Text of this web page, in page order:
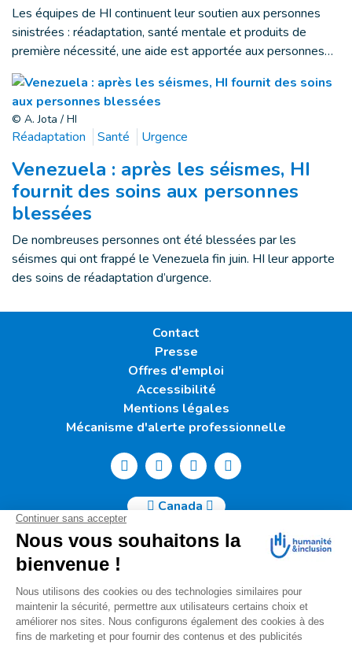
Les équipes de HI continuent leur soutien aux personnes
sinistrées : réadaptation, santé mentale et produits de
première nécessité, une aide est apportée aux personnes…
© A. Jota / HI
Réadaptation Santé Urgence
Venezuela : après les séismes, HI
fournit des soins aux personnes
blessées
De nombreuses personnes ont été blessées par les
séismes qui ont frappé le Venezuela fin juin. HI leur apporte
des soins de réadaptation d’urgence.
Contact
Presse
Offres d'emploi
Accessibilité
Mentions légales
Mécanisme d'alerte professionnelle
Canada
Humanité & Inclusion Canada | 50, Sainte-Catherine Ouest -
Suite 500b | H2X 3V4 Montréal
info@canada.hi.org